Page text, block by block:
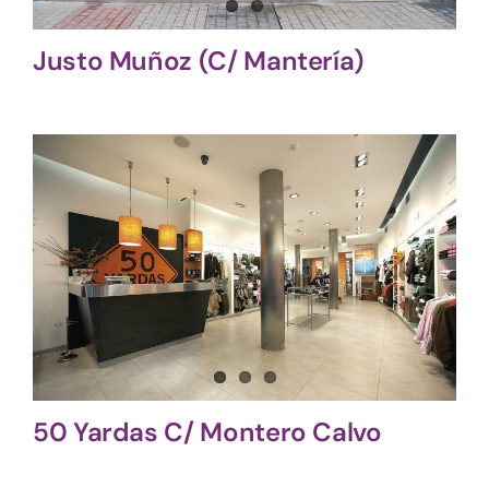
Justo Muñoz (C/ Mantería)
50 Yardas C/ Montero Calvo